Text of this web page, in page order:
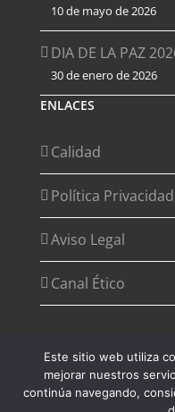
10 de mayo de 2026
DIA DE LA PAZ
30 de enero de 2026
ENLACES
Calidad
Política Privacidad
Aviso Legal
Canal Ético
Copyright 2012 - 2026
Este sitio web utiliza
mejorar nuestros
continúa navegando,